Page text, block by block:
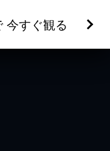
今すぐ観る